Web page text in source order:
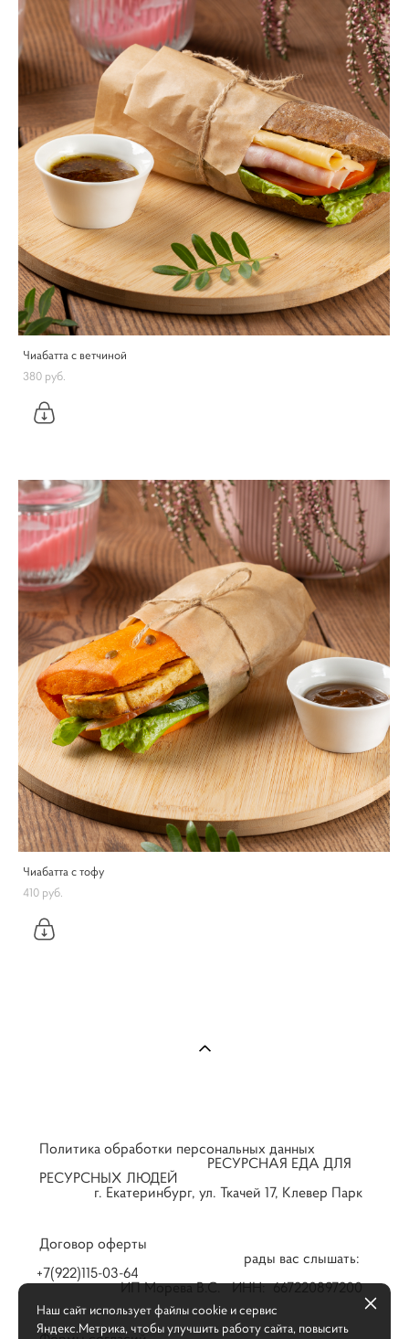
Чиабатта с ветчиной
380 pуб.
Чиабатта с тофу
410 pуб.
Политика обработки персональных данных
РЕСУРСНАЯ ЕДА ДЛЯ
РЕСУРСНЫХ ЛЮДЕЙ
г. Екатеринбург, ул. Ткачей 17, Клевер Парк
Договор оферты
рады вас слышать:
+7(922)115-03-64
ИП Морева В.С. ИНН: 667220897200
Наш сайт использует файлы cookie и сервис
Яндекс.Метрика, чтобы улучшить работу сайта, повысить